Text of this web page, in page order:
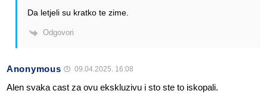
Da letjeli su kratko te zime.
Odgovori
Anonymous 09.04.2025. 16:08
Alen svaka cast za ovu ekskluzivu i sto ste to iskopali.